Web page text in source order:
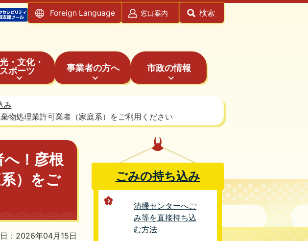
Foreign Language 窓口案内 検索
・文化・
スポーツ
事業者の方へ 市政の情報
み
物処理業許可業者（家庭系）をご利用ください
！彦根
）をご
：2026年04月15日
ごみの持ち込み
清掃センターへご
み等を直接持ち込
む方法